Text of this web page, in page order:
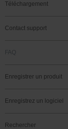
Téléchargement
Contact support
FAQ
Enregistrer un produit
Enregistrez un logiciel
Rechercher